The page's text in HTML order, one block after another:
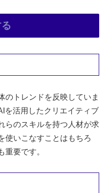
のトレンドを反映していま
を活用したクリエイティブ
らのスキルを持つ人材が求
使いこなすことはもちろ
重要です。